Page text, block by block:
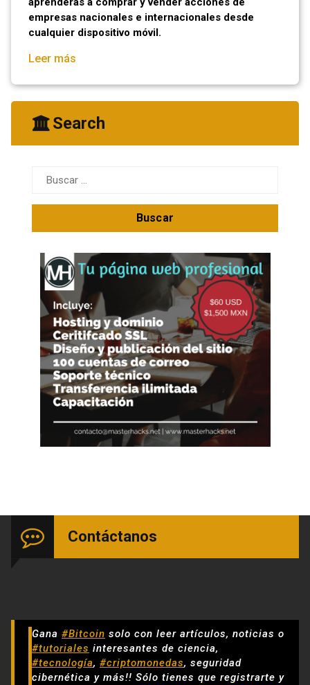
empresas nacionales e internacionales desde
cualquier dispositivo móvil.
Leer más
Search
Buscar:
Contáctanos
Gana #Bitcoin solo con leer artículos, noticias o
#tutoriales interesantes de ciencia,
#tecnología, #criptomonedas, seguridad
cibernética y más!! Sólo tienes que registrarte y